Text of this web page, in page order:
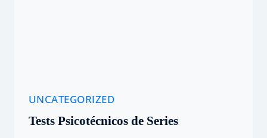
UNCATEGORIZED
Tests Psicotécnicos de Series